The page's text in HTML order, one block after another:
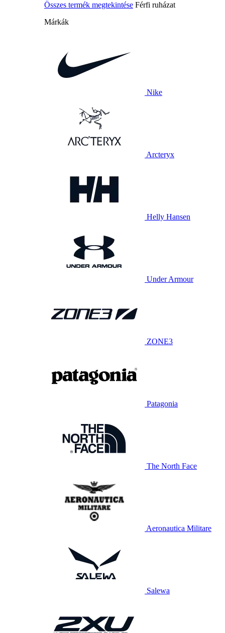
Összes termék megtekintése Férfi ruházat
Márkák
Nike
Arcteryx
Helly Hansen
Under Armour
ZONE3
Patagonia
The North Face
Aeronautica Militare
Salewa